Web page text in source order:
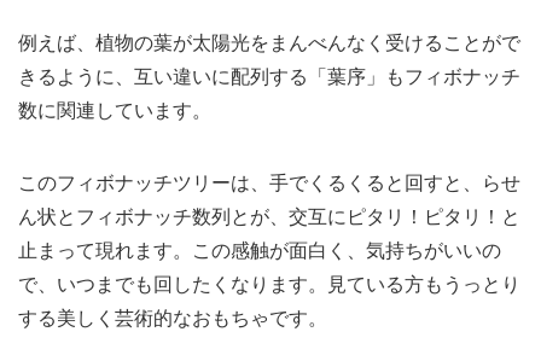
例えば、植物の葉が太陽光をまんべんなく受けることがで
きるように、互い違いに配列する「葉序」もフィボナッチ
数に関連しています。
このフィボナッチツリーは、手でくるくると回すと、らせ
ん状とフィボナッチ数列とが、交互にピタリ！ピタリ！と
止まって現れます。この感触が面白く、気持ちがいいの
で、いつまでも回したくなります。見ている方もうっとり
する美しく芸術的なおもちゃです。